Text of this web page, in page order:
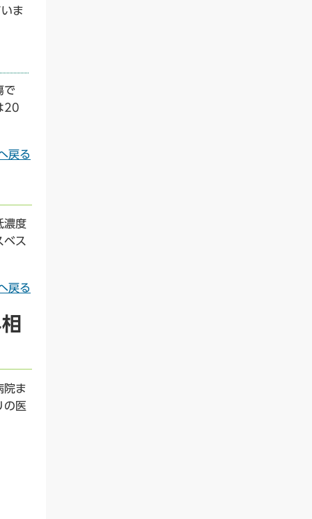
ま
で
20
戻る
濃度
ベス
戻る
院ま
の医